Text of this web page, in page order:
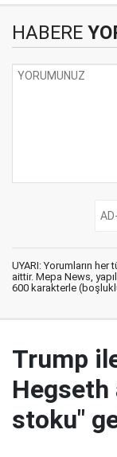
HABERE
UYARI: Yorumların
aittir. Mepa News,
600 karakterle
Trump
Hegseth
stoku"